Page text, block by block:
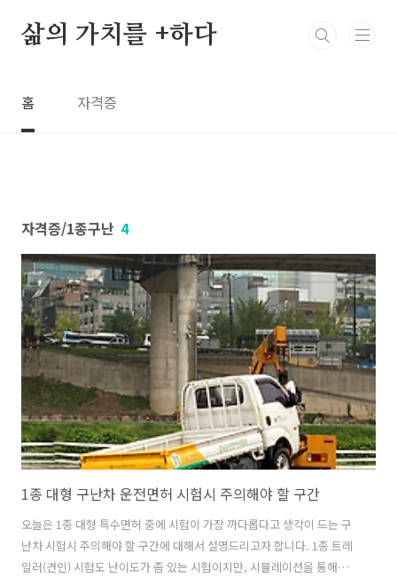
삶의 가치를 +하다
홈 자격증
자격증/1종구난 4
1종 대형 구난차 운전면허 시험시 주의해야 할 구간
오늘은 1종 대형 특수면허 중에 시험이 가장 까다롭다고 생각이 드는 구
난차 시험시 주의해야 할 구간에 대해서 설명드리고자 합니다. 1종 트레
일러(견인) 시험도 난이도가 좀 있는 시험이지만, 시뮬레이션을 통해서